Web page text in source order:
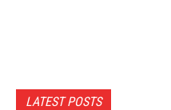
LATEST POSTS